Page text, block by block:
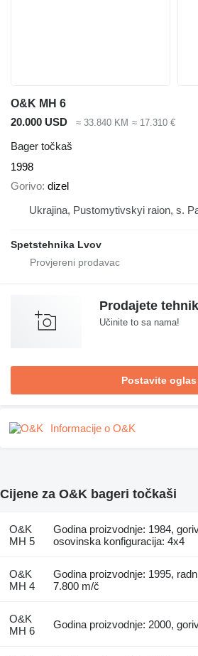
O&K MH 6
20.000 USD
≈ 33.840 KM ≈ 17.310 €
Bager točkaš
1998
Gorivo dizel
Ukrajina, Pustomytivskyi raion, s.
Spetstehnika Lvov
Prodajete
Učinite to sa nama!
Postavite oglas
Informacije o O&K
Cijene za O&K bageri točkaši
O&K
MH 5
Godina proizvodnje: 1984,
osovinska konfiguracija: 4x4
O&K
MH 4
Godina proizvodnje: 1995,
7.800 m/č
O&K
MH 6
Godina proizvodnje: 2000,